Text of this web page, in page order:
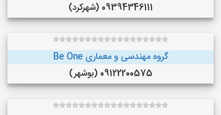
09394346111 (شهرکرد)
گروه مهندسی و معماری Be One
09122200575 (بوشهر)